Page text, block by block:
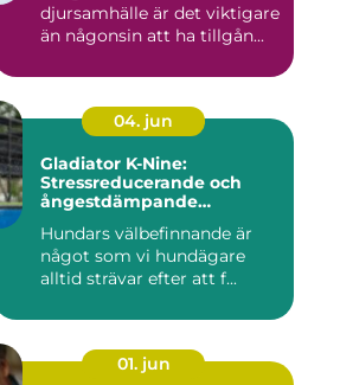
djursamhälle är det viktigare
än någonsin att ha tillgån...
04. jun
Gladiator K-Nine:
Stressreducerande och
ångestdämpande
Hundars välbefinnande är
något som vi hundägare
alltid strävar efter att f...
01. jun